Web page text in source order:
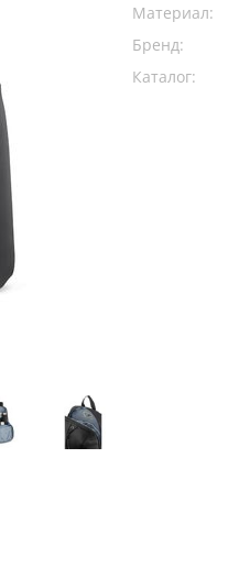
Материал:
Бренд:
Каталог: